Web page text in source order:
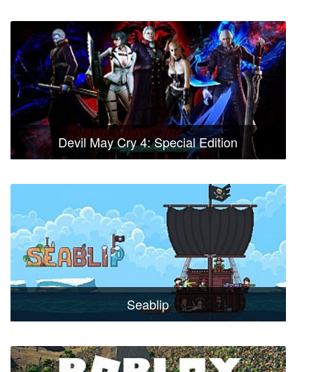
Devil May Cry 4: Special Edition
Seablip